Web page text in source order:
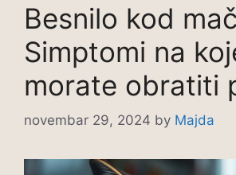
Besnilo kod
Simptomi na
morate obratiti
novembar 29, 2024 by Majda